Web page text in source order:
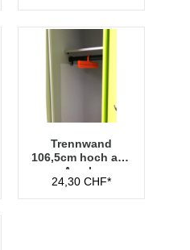
Trennwand
106,5cm hoch aus
Acryl -
Transparent
24,30 CHF*